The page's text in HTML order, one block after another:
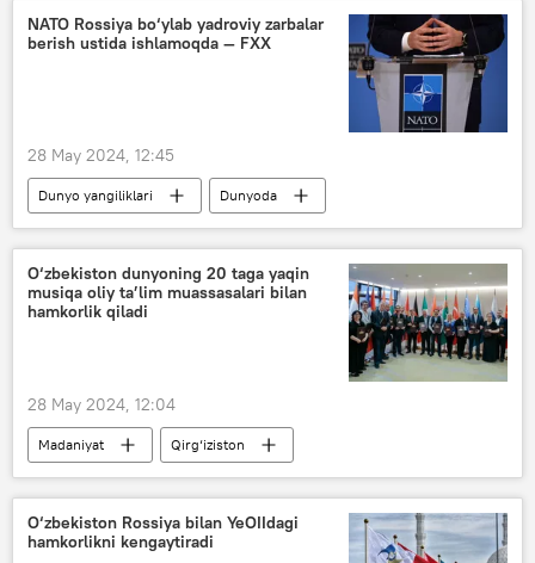
Multimedia
NATO Rossiya bo‘ylab yadroviy zarbalar
berish ustida ishlamoqda — FXX
28 May 2024, 12:45
Dunyo yangiliklari
Dunyoda
NATO
Rossiya yadro quroli
O‘zbekiston dunyoning 20 taga yaqin
musiqa oliy ta’lim muassasalari bilan
hamkorlik qiladi
28 May 2024, 12:04
Madaniyat
Qirg‘iziston
O‘zbekiston
forum
O‘zbekiston Rossiya bilan YeOIIdagi
hamkorlikni kengaytiradi